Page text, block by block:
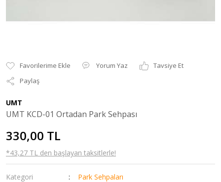
Yorum Yaz
Tavsiye Et
Paylaş
UMT
UMT KCD-01 Ortadan Park Sehpası
330,00 TL
*43,27 TL den başlayan taksitlerle!
Kategori
Park Sehpaları